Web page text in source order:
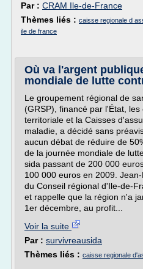
Par : CRAM Ile-de-France
Thèmes liés : caisse regionale d
ile de france
Où va l'argent
mondiale de lutte
Le groupement régional de
(GRSP), financé par l'État, les
territoriale et la Caisses
maladie, a décidé sans
aucun débat de réduire de
de la journée mondiale de
sida passant de 200 000
100 000 euros en 2009.
du Conseil régional d'Ile-de-
et rappelle que la région n'a
1er décembre, au profit...
Voir la suite
Par : survivreausida
Thèmes liés : caisse regionale